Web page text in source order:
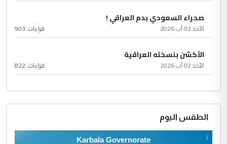
صحراء السعودي بدم العراقي !
الأحد 02 آب 2026 قراءات :903
الأكشن بنسخته العراقية
الأحد 02 آب 2026 قراءات :822
الطقس اليوم
Karbala Governorate